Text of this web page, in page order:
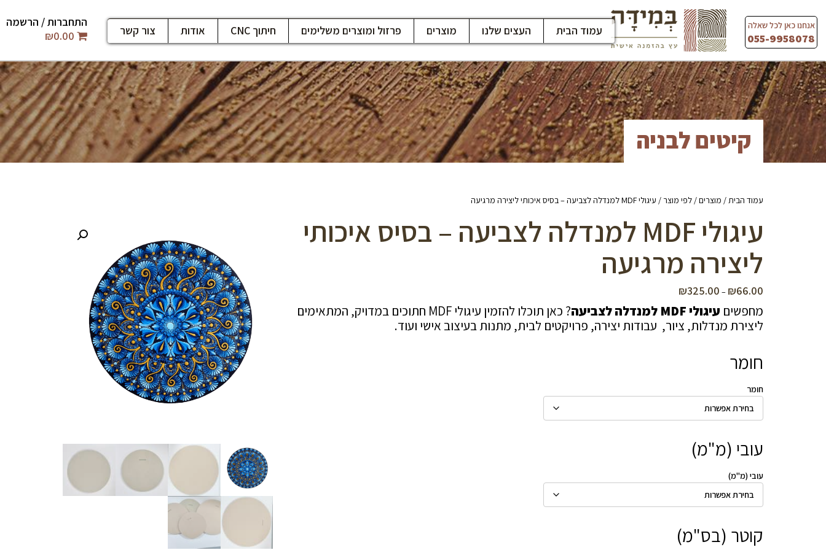
content
אנחנו כאן לכל שאלה
055-9958078
עמוד הבית העצים שלנו מוצרים פרזול ומוצרים משלימים חיתוך CNC אודות צור קשר
התחברות / הרשמה
₪0.00
קיטים לבניה
עמוד הבית/ מוצרים/ לפי מוצר/ עיגולי MDF למנדלה לצביעה – בסיס איכותי ליצירה מרגיעה
עיגולי MDF למנדלה לצביעה – בסיס איכותי
ליצירה מרגיעה
₪66.00
–
₪325.00
עד
מחפשים עיגולי MDF למנדלה לצביעה
? כאן תוכלו להזמין עיגולי MDF חתוכים במדויק, המתאימים
ליצירת מנדלות, ציור, עבודות יצירה, פרויקטים לבית, מתנות בעיצוב אישי ועוד.
חומר
חומר
עובי (מ"מ)
עובי (מ"מ)
קוטר (בס"מ)